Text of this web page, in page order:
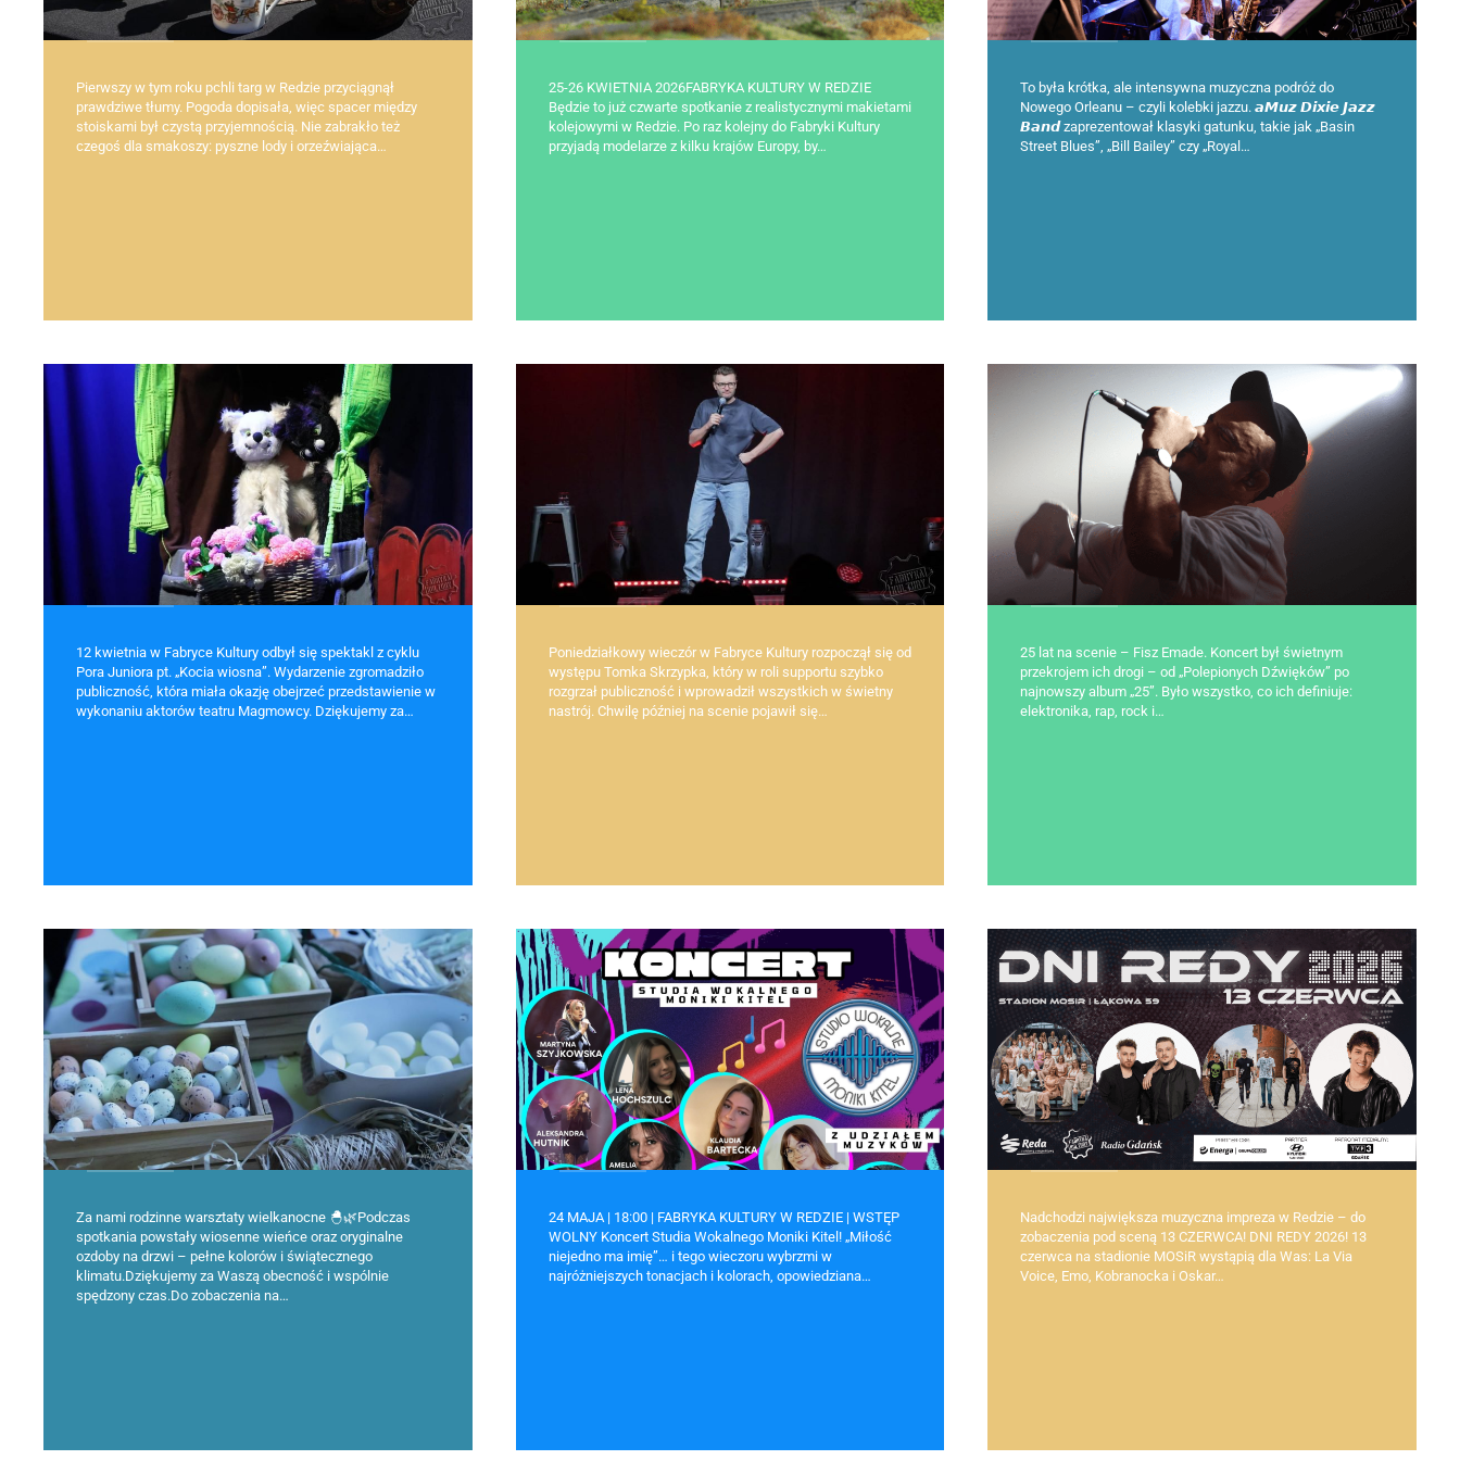
Pierwszy w tym roku pchli targ w Redzie przyciągnął
prawdziwe tłumy. Pogoda dopisała, więc spacer między
stoiskami był czystą przyjemnością. Nie zabrakło też
czegoś dla smakoszy: pyszne lody i orzeźwiająca…
25-26 KWIETNIA 2026FABRYKA KULTURY W REDZIE
Będzie to już czwarte spotkanie z realistycznymi makietami
kolejowymi w Redzie. Po raz kolejny do Fabryki Kultury
przyjadą modelarze z kilku krajów Europy, by…
To była krótka, ale intensywna muzyczna podróż do
Nowego Orleanu – czyli kolebki jazzu. 𝙖𝙈𝙪𝙯 𝘿𝙞𝙭𝙞𝙚 𝙅𝙖𝙯𝙯
𝘽𝙖𝙣𝙙 zaprezentował klasyki gatunku, takie jak „Basin
Street Blues”, „Bill Bailey” czy „Royal…
12 kwietnia w Fabryce Kultury odbył się spektakl z cyklu
Pora Juniora pt. „Kocia wiosna”. Wydarzenie zgromadziło
publiczność, która miała okazję obejrzeć przedstawienie w
wykonaniu aktorów teatru Magmowcy. Dziękujemy za…
Poniedziałkowy wieczór w Fabryce Kultury rozpoczął się od
występu Tomka Skrzypka, który w roli supportu szybko
rozgrzał publiczność i wprowadził wszystkich w świetny
nastrój. Chwilę później na scenie pojawił się…
25 lat na scenie – Fisz Emade. Koncert był świetnym
przekrojem ich drogi – od „Polepionych Dźwięków” po
najnowszy album „25”. Było wszystko, co ich definiuje:
elektronika, rap, rock i…
Za nami rodzinne warsztaty wielkanocne 🐣🌿Podczas
spotkania powstały wiosenne wieńce oraz oryginalne
ozdoby na drzwi – pełne kolorów i świątecznego
klimatu.Dziękujemy za Waszą obecność i wspólnie
spędzony czas.Do zobaczenia na…
24 MAJA | 18:00 | FABRYKA KULTURY W REDZIE | WSTĘP
WOLNY Koncert Studia Wokalnego Moniki Kitel! „Miłość
niejedno ma imię”… i tego wieczoru wybrzmi w
najróżniejszych tonacjach i kolorach, opowiedziana…
Nadchodzi największa muzyczna impreza w Redzie – do
zobaczenia pod sceną 13 CZERWCA! DNI REDY 2026! 13
czerwca na stadionie MOSiR wystąpią dla Was: La Via
Voice, Emo, Kobranocka i Oskar…